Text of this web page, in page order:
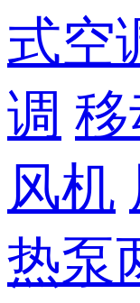
式空
调 移
风机
热泵